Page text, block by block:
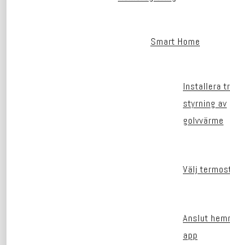
Smart Home
Installera
styrning av
golvvärme
Välj
Anslut
app